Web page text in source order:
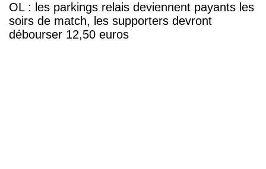
OL : les parkings relais deviennent payants les
soirs de match, les supporters devront
débourser 12,50 euros